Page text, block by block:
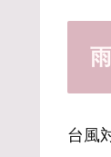
台風